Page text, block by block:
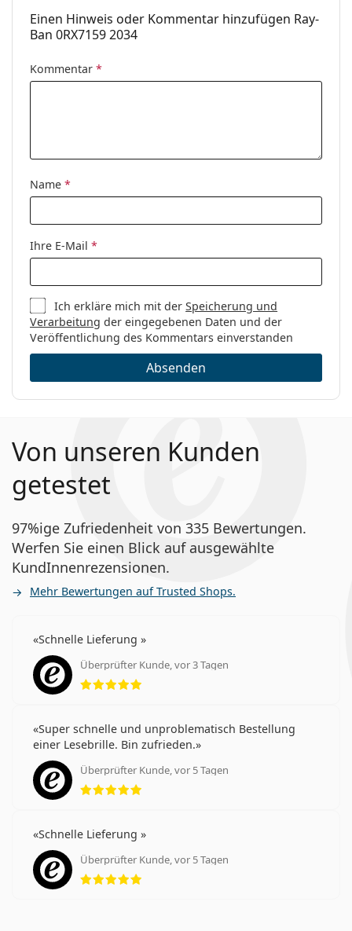
Einen Hinweis oder Kommentar hinzufügen Ray-
Ban 0RX7159 2034
Kommentar *
Name *
Ihre E-Mail *
Ich erkläre mich mit derSpeicherung und
Verarbeitung der eingegebenen Daten und der
Veröffentlichung des Kommentars einverstanden
Absenden
Von unseren Kunden
getestet
97%ige Zufriedenheit von 335 Bewertungen.
Werfen Sie einen Blick auf ausgewählte
KundInnenrezensionen.
Mehr Bewertungen auf Trusted Shops.
Schnelle Lieferung
Überprüfter Kunde, vor 3 Tagen
Bewertung 5 aus 5
Super schnelle und unproblematisch Bestellung
einer Lesebrille. Bin zufrieden.
Überprüfter Kunde, vor 5 Tagen
Bewertung 5 aus 5
Schnelle Lieferung
Überprüfter Kunde, vor 5 Tagen
Bewertung 5 aus 5